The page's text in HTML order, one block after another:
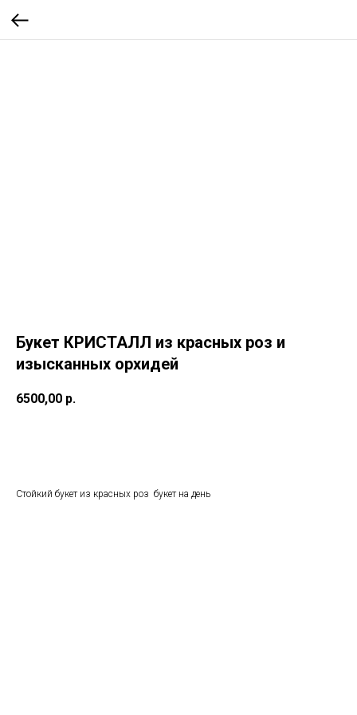
Букет КРИСТАЛЛ из красных роз и
изысканных орхидей
6500,00 р.
Стойкий букет из красных роз букет на день